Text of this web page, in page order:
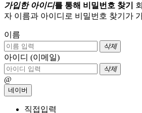
가입한 아이디를 통해 비밀번호 찾기
자 이름과 아이디로 비밀번호 찾기가
이름
삭제
아이디 (이메일)
삭제
@
네이버
직접입력